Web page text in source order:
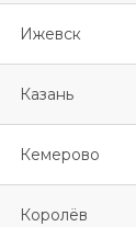
Ижевск
Казань
Кемерово
Королёв